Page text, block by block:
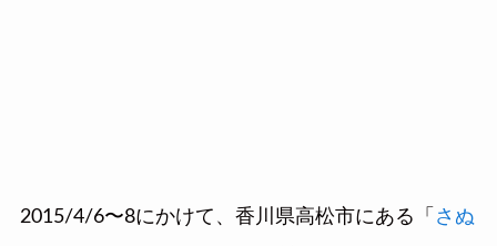
2015/4/6〜8にかけて、香川県高松市にある「 さぬ